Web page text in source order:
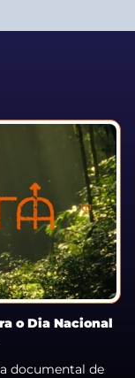
o Dia Nacional
documental de